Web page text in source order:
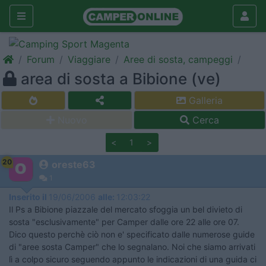
Forum Viaggiare Aree di sosta, campeggi
area di sosta a Bibione (ve)
Galleria
Cerca
< 1 >
20 oreste63
1
Inserito il 19/06/2006 alle: 12:03:22
Il Ps a Bibione piazzale del mercato sfoggia un bel divieto di
sosta "esclusivamente" per Camper dalle ore 22 alle ore 07.
Dico questo perchè ciò non e' specificato dalle numerose guide
di "aree sosta Camper" che lo segnalano. Noi che siamo arrivati
lì a colpo sicuro seguendo appunto le indicazioni di una guida ci